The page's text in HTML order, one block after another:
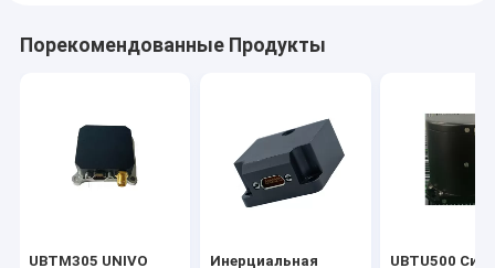
Порекомендованные Продукты
UBTM305 UNIVO Инерциальная UBTU500